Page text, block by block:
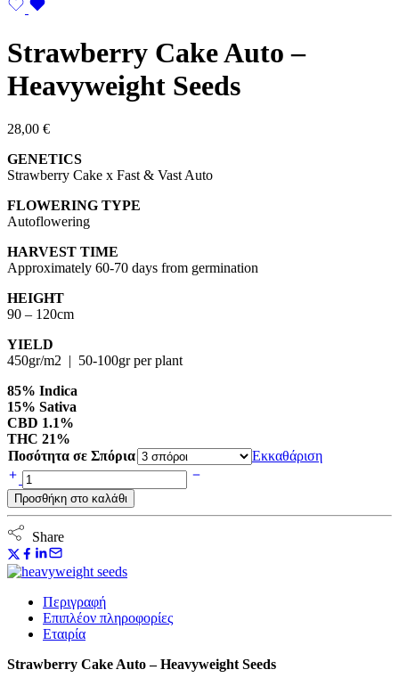
Strawberry Cake Auto –
Heavyweight Seeds
28,00 €
GENETICS
Strawberry Cake x Fast & Vast Auto
FLOWERING TYPE
Autoflowering
HARVEST TIME
Approximately 60-70 days from germination
HEIGHT
90 – 120cm
YIELD
450gr/m2 | 50-100gr per plant
85% Indica
15% Sativa
CBD 1.1%
THC 21%
Ποσότητα σε Σπόρια
Εκκαθάριση
Strawberry
Cake
Auto
-
Heavyweight
Seeds
ποσότητα
Προσθήκη στο καλάθι
Share
Περιγραφή
Επιπλέον πληροφορίες
Εταιρία
Strawberry Cake Auto – Heavyweight Seeds